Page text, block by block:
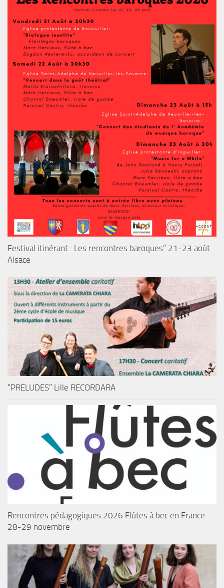
Festival itinérant : Les rencontres baroques” 21-23 août
Alsace
“PRELUDES” Lille RECORDARA
Rencontres pédagogiques 2026 Flûtes à bec en France
28-29 novembre